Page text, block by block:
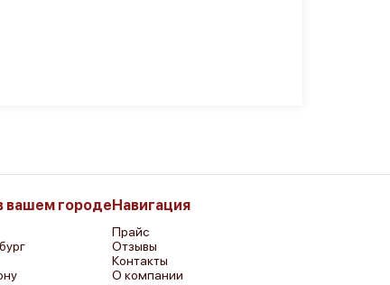
вашем городеНавигация
Прайс
Отзывы
Контакты
О компании